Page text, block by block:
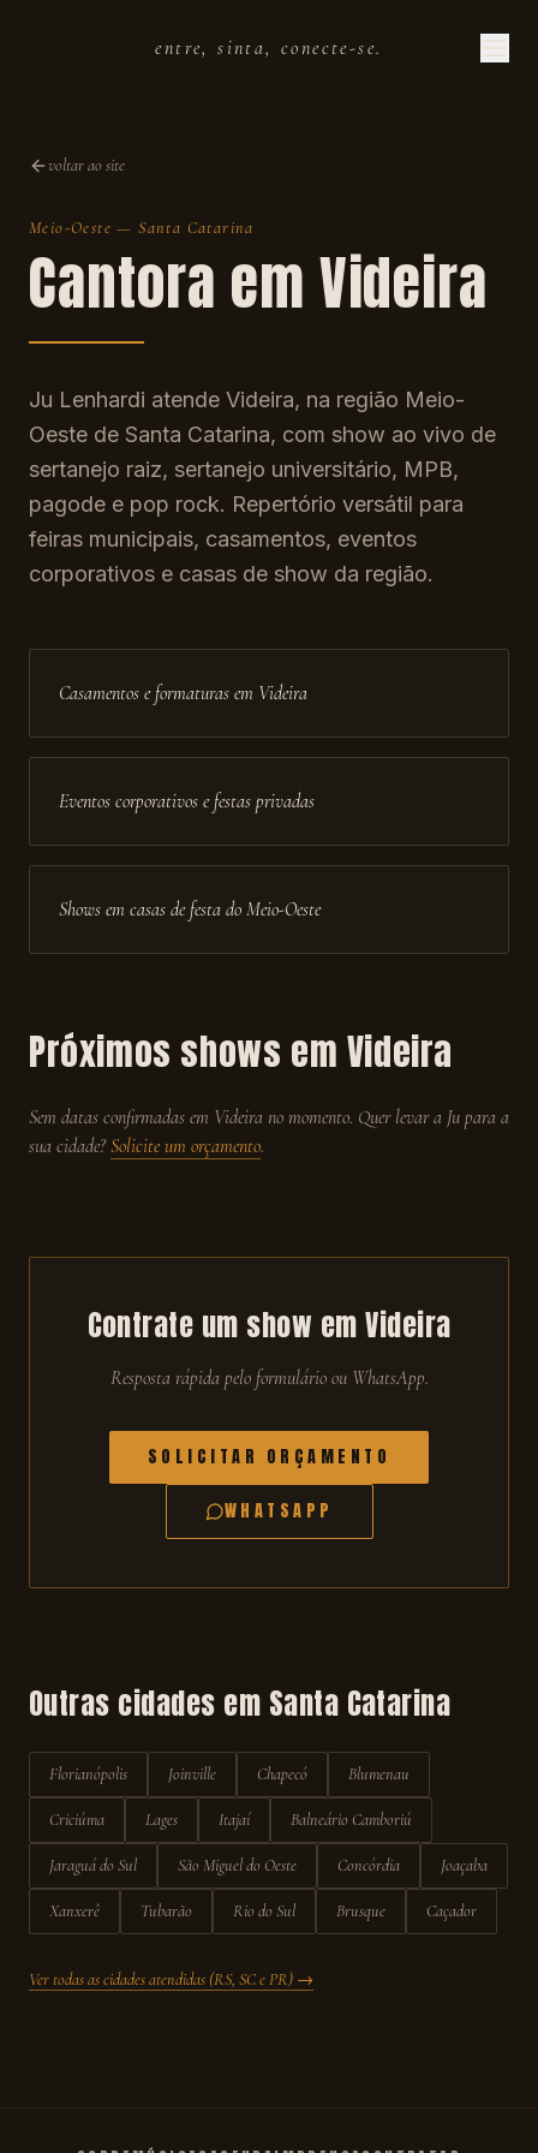
entre, sinta, conecte-se.
voltar ao site
Meio-Oeste —Santa Catarina
Cantora emVideira
Ju Lenhardi atende Videira, na região Meio-
Oeste de Santa Catarina, com show ao vivo de
sertanejo raiz, sertanejo universitário, MPB,
pagode e pop rock. Repertório versátil para
feiras municipais, casamentos, eventos
corporativos e casas de show da região.
Casamentos e formaturas em Videira
Eventos corporativos e festas privadas
Shows em casas de festa do Meio-Oeste
Próximos shows em Videira
Sem datas confirmadas em Videira no momento. Quer levar a Ju para a
sua cidade? Solicite um orçamento.
Contrate um show emVideira
Resposta rápida pelo formulário ou WhatsApp.
SOLICITAR ORÇAMENTO
WHATSAPP
Outras cidades em Santa Catarina
Florianópolis Joinville Chapecó Blumenau
Criciúma Lages Itajaí Balneário Camboriú
Jaraguá do Sul São Miguel do Oeste Concórdia Joaçaba
Xanxerê Tubarão Rio do Sul Brusque Caçador
Ver todas as cidades atendidas (RS, SC e PR) →